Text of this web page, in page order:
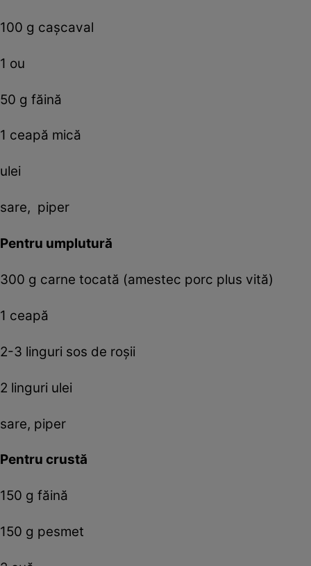
100 g caşcaval
1 ou
50 g făină
1 ceapă mică
ulei
sare, piper
Pentru umplutură
300 g carne tocată (amestec porc plus vită)
1 ceapă
2-3 linguri sos de roşii
2 linguri ulei
sare, piper
Pentru crustă
150 g făină
150 g pesmet